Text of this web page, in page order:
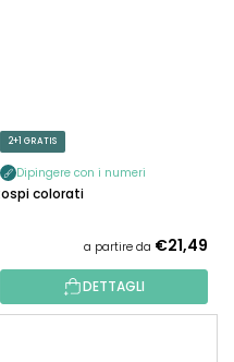
2+1 GRATIS
Dipingere con i numeri
Rospi colorati
a partire da €21,49
DETTAGLI